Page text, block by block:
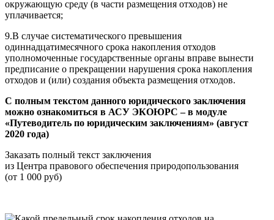
окружающую среду (в части размещения отходов) не
уплачивается;
9.В случае систематического превышения
одиннадцатимесячного срока накопления отходов
уполномоченные государственные органы вправе вынести
предписание о прекращении нарушения срока накопления
отходов и (или) создания объекта размещения отходов.
С полным текстом данного юридического заключения
можно ознакомиться в АСУ ЭКОЮРС – в модуле
«Путеводитель по юридическим заключениям» (август
2020 года)
Заказать полный текст заключения
из Центра правового обеспечения природопользования
(от 1 000 руб)